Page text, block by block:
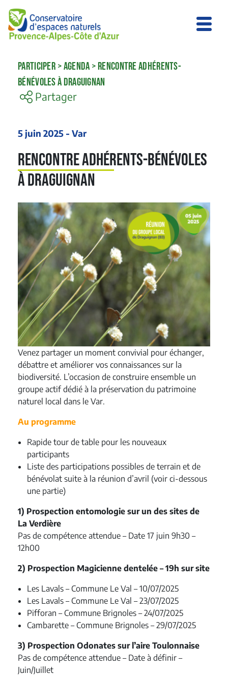
PARTICIPER >AGENDA >RENCONTRE ADHÉRENTS-
BÉNÉVOLES À DRAGUIGNAN
Partager
5 juin 2025 - Var
Rencontre adhérents-bénévoles
à Draguignan
Venez partager un moment convivial pour échanger,
débattre et améliorer vos connaissances sur la
biodiversité. L’occasion de construire ensemble un
groupe actif dédié à la préservation du patrimoine
naturel local dans le Var.
Au programme
Rapide tour de table pour les nouveaux
participants
Liste des participations possibles de terrain et de
bénévolat suite à la réunion d’avril (voir ci-dessous
une partie)
1) Prospection entomologie sur un des sites de
La Verdière
Pas de compétence attendue – Date 17 juin 9h30 –
12h00
2) Prospection Magicienne dentelée – 19h sur site
Les Lavals – Commune Le Val – 10/07/2025
Les Lavals – Commune Le Val – 23/07/2025
Pifforan – Commune Brignoles – 24/07/2025
Cambarette – Commune Brignoles – 29/07/2025
3) Prospection Odonates sur l’aire Toulonnaise
Pas de compétence attendue – Date à définir –
Juin/Juillet